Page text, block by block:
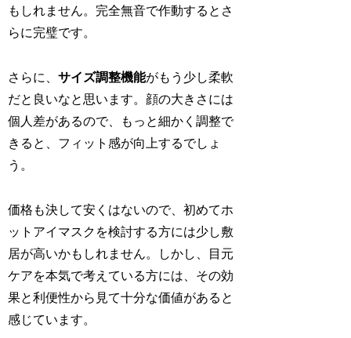
もしれません。完全無音で作動するとさ
らに完璧です。
さらに、サイズ調整機能がもう少し柔軟
だと良いなと思います。顔の大きさには
個人差があるので、もっと細かく調整で
きると、フィット感が向上するでしょ
う。
価格も決して安くはないので、初めてホ
ットアイマスクを検討する方には少し敷
居が高いかもしれません。しかし、目元
ケアを本気で考えている方には、その効
果と利便性から見て十分な価値があると
感じています。